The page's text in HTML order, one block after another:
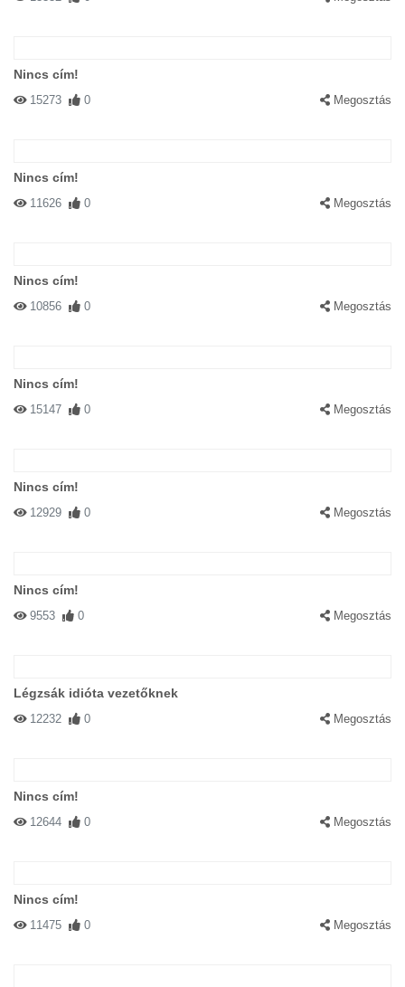
Nincs cím!
15273 0 Megosztás
Nincs cím!
11626 0 Megosztás
Nincs cím!
10856 0 Megosztás
Nincs cím!
15147 0 Megosztás
Nincs cím!
12929 0 Megosztás
Nincs cím!
9553 0 Megosztás
Légzsák idióta vezetőknek
12232 0 Megosztás
Nincs cím!
12644 0 Megosztás
Nincs cím!
11475 0 Megosztás